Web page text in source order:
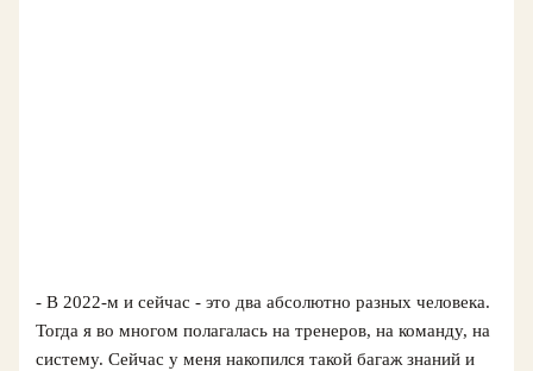
- В 2022‑м и сейчас - это два абсолютно разных человека.
Тогда я во многом полагалась на тренеров, на команду, на
систему. Сейчас у меня накопился такой багаж знаний и